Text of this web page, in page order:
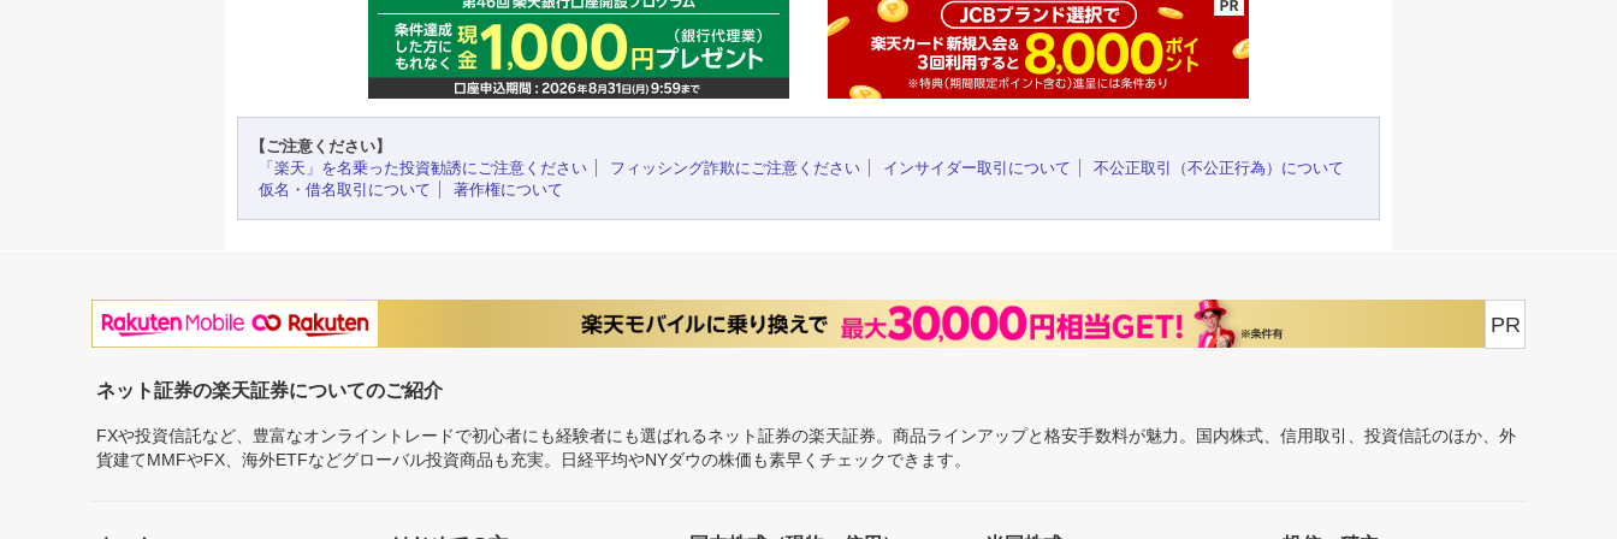
【ご注意ください】
「楽天」を名乗った投資勧誘にご注意ください
フィッシング詐欺にご注意ください インサイダー取引について
不公正取引（不公正行為）について
仮名・借名取引について
著作権について
PR
ネット証券の楽天証券についてのご紹介
FXや投資信託など、豊富なオンライントレードで初心者にも経験者にも選ばれるネット証券の楽天証券。商品ラインアップと格安手数料が魅力。国内株式、信用取引、投資信託のほか、外
貨建てMMFやFX、海外ETFなどグローバル投資商品も充実。日経平均やNYダウの株価も素早くチェックできます。